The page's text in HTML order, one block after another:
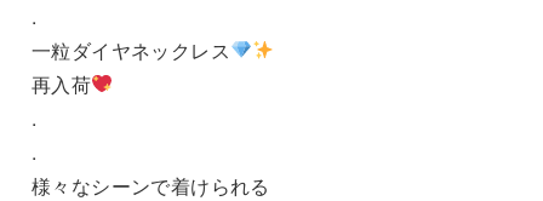
.
一粒ダイヤネックレス
再入荷
.
.
様々なシーンで着けられる